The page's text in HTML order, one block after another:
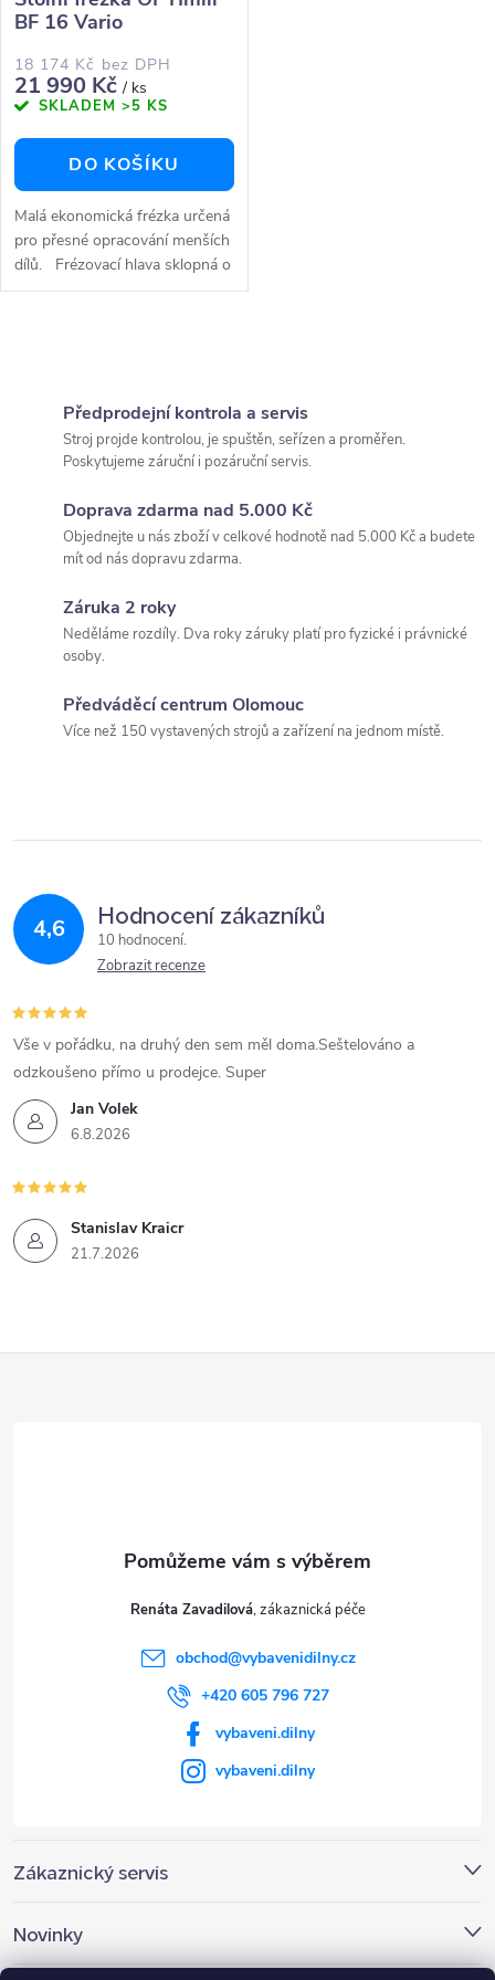
p
r
o
d
u
k
p
r
o
d
u
BF 16 Vario
18 174 Kč bez DPH
21 990 Kč/ ks
SKLADEM >5 KS
DO KOŠÍKU
Malá ekonomická frézka určená
pro přesné opracování menších
dílů. Frézovací hlava sklopná o
±90° umožňuje frézování a
k
y
v
p
i
s
u
Předprodejní kontrola a servis
Stroj projde kontrolou, je spuštěn, seřízen a proměřen.
Poskytujeme záruční i pozáruční servis.
Doprava zdarma nad 5.000 Kč
Objednejte u nás zboží v celkové hodnotě nad 5.000 Kč a budete
mít od nás dopravu zdarma.
Záruka 2 roky
Neděláme rozdíly. Dva roky záruky platí pro fyzické i právnické
osoby.
Předváděcí centrum Olomouc
Více než 150 vystavených strojů a zařízení na jednom místě.
4,6 Hodnocení zákazníků
10 hodnocení
Zobrazit recenze
Jan Volek
6.8.2026
Vše v pořádku, na druhý den sem měl doma.Seštelováno a
odzkoušeno přímo u prodejce. Super
Stanislav Kraicr
21.7.2026
Zákaznický servis
Novinky
Renáta Zavadilová
obchod@vybavenidilny.cz
+420 605 796 727
vybaveni.dilny
vybaveni.dilny